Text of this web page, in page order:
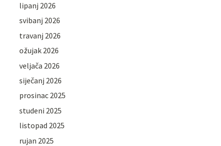
lipanj 2026
svibanj 2026
travanj 2026
ožujak 2026
veljača 2026
siječanj 2026
prosinac 2025
studeni 2025
listopad 2025
rujan 2025